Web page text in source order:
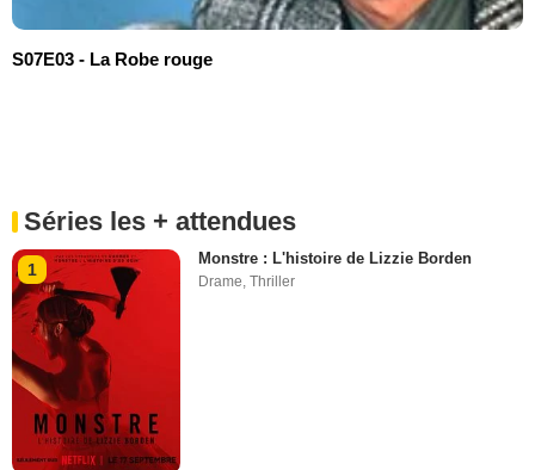
S07E03 - La Robe rouge
Séries les + attendues
1
Monstre : L'histoire de Lizzie Borden
Drame,Thriller